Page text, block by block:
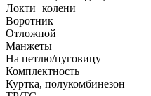
Локти+колени
Воротник
Отложной
Манжеты
На петлю/пуговицу
Комплектность
Куртка, полукомбинезон